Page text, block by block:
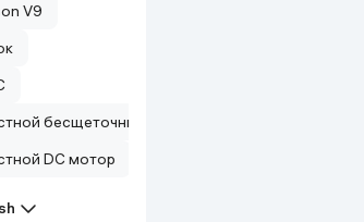
V9
бесщеточный мотор
DC мотор